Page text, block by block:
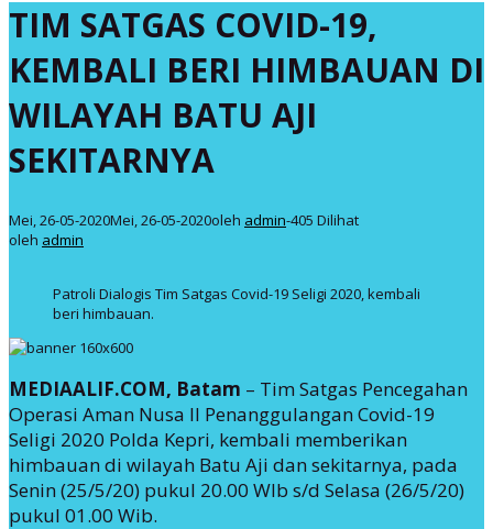
TIM SATGAS COVID-19,
KEMBALI BERI HIMBAUAN DI
WILAYAH BATU AJI
SEKITARNYA
Mei, 26-05-2020Mei, 26-05-2020oleh admin-405 Dilihat
oleh admin
Patroli Dialogis Tim Satgas Covid-19 Seligi 2020, kembali
beri himbauan.
MEDIAALIF.COM, Batam – Tim Satgas Pencegahan
Operasi Aman Nusa II Penanggulangan Covid-19
Seligi 2020 Polda Kepri, kembali memberikan
himbauan di wilayah Batu Aji dan sekitarnya, pada
Senin (25/5/20) pukul 20.00 WIb s/d Selasa (26/5/20)
pukul 01.00 Wib.